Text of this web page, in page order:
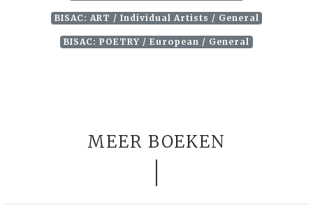
BISAC: ART / Individual Artists / General
BISAC: POETRY / European / General
MEER BOEKEN